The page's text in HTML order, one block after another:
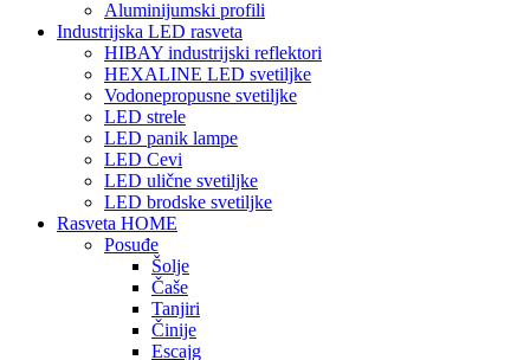
Aluminijumski profili
Industrijska LED rasveta
HIBAY industrijski reflektori
HEXALINE LED svetiljke
Vodonepropusne svetiljke
LED strele
LED panik lampe
LED Cevi
LED ulične svetiljke
LED brodske svetiljke
Rasveta HOME
Posuđe
Šolje
Čaše
Tanjiri
Činije
Escajg